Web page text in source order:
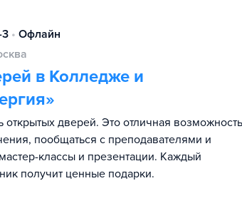
• Офлайн
в Колледже и
дверей. Это отличная возможность
пообщаться с преподавателями и
классы и презентации. Каждый
получит ценные подарки.